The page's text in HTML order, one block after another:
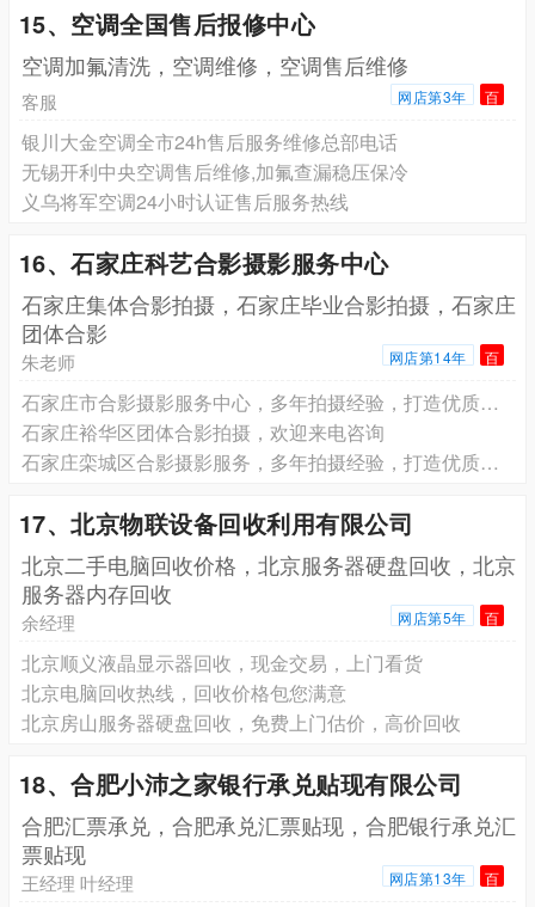
15、空调全国售后报修中心
空调加氟清洗，空调维修，空调售后维修
客服 网店第3年 百
银川大金空调全市24h售后服务维修总部电话
无锡开利中央空调售后维修,加氟查漏稳压保冷
义乌将军空调24小时认证售后服务热线
16、石家庄科艺合影摄影服务中心
石家庄集体合影拍摄，石家庄毕业合影拍摄，石家庄
团体合影
朱老师 网店第14年 百
石家庄市合影摄影服务中心，多年拍摄经验，打造优质的服务
石家庄裕华区团体合影拍摄，欢迎来电咨询
石家庄栾城区合影摄影服务，多年拍摄经验，打造优质的服务
17、北京物联设备回收利用有限公司
北京二手电脑回收价格，北京服务器硬盘回收，北京
服务器内存回收
余经理 网店第5年 百
北京顺义液晶显示器回收，现金交易，上门看货
北京电脑回收热线，回收价格包您满意
北京房山服务器硬盘回收，免费上门估价，高价回收
18、合肥小沛之家银行承兑贴现有限公司
合肥汇票承兑，合肥承兑汇票贴现，合肥银行承兑汇
票贴现
王经理 叶经理 网店第13年 百